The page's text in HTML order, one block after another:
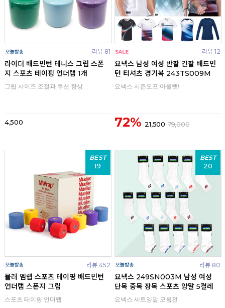
리뷰 81
라이더 배드민턴 테니스 그립 스폰
지 스포츠 테이핑 언더랩 1개
그립 사이즈 조절과 쿠션 향상
4,500
리뷰 12
요넥스 남성 여성 반팔 긴팔 배드민
턴 티셔츠 경기복 243TS009M
요넥스 시즌오프 아울렛!
72% 21,500 79,000
BEST
19
리뷰 452
뮬러 엠랩 스포츠 테이핑 배드민턴
언더랩 스폰지 그립
스포츠 테이핑 언더랩
BEST
20
리뷰 80
요넥스 249SN003M 남성 여성
단목 중목 장목 스포츠 양말 5켤레
요넥스 세트양말 모음전